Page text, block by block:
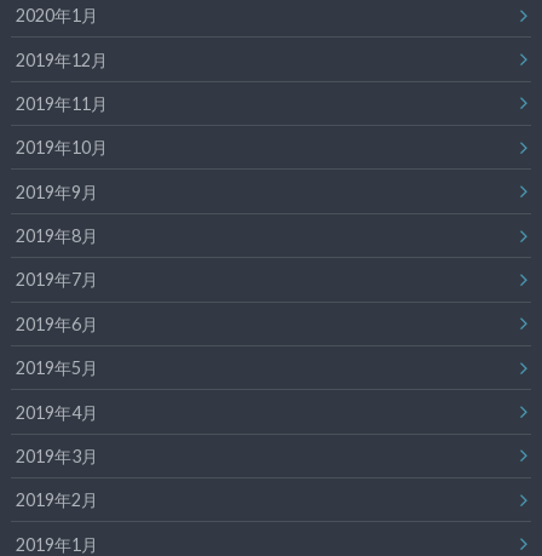
2020年1月
2019年12月
2019年11月
2019年10月
2019年9月
2019年8月
2019年7月
2019年6月
2019年5月
2019年4月
2019年3月
2019年2月
2019年1月